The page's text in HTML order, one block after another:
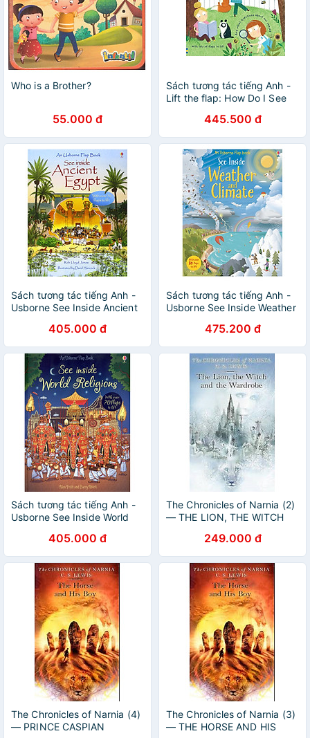
Who is a Brother?
55.000 đ
Sách tương tác tiếng Anh -
Lift the flap: How Do I See
445.500 đ
Sách tương tác tiếng Anh -
Usborne See Inside Ancient
405.000 đ
Sách tương tác tiếng Anh -
Usborne See Inside Weather
475.200 đ
Sách tương tác tiếng Anh -
Usborne See Inside World
405.000 đ
The Chronicles of Narnia (2)
— THE LION, THE WITCH
249.000 đ
The Chronicles of Narnia (4)
— PRINCE CASPIAN
The Chronicles of Narnia (3)
— THE HORSE AND HIS